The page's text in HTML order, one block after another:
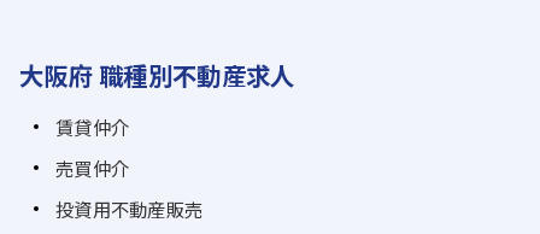
大阪府 職種別不動産求人
賃貸仲介
売買仲介
投資用不動産販売